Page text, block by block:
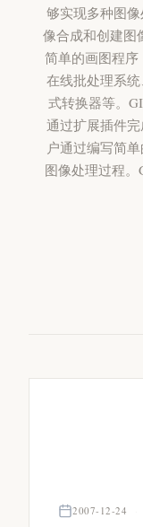
够实现多种图
像合成和创建图
简单的画图程
在线批处理系
式转换器等。
通过扩展插件
户通过编写简
图像处理过程
2007-12-24